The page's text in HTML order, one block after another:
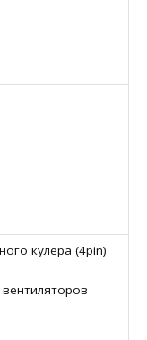
кулера (4pin)